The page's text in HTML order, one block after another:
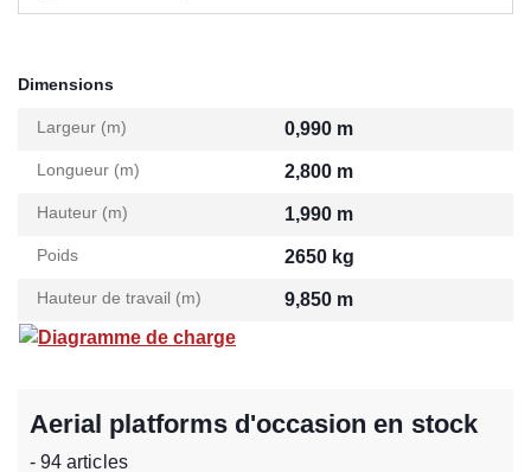
Dimensions
Largeur (m) 0,990 m
Longueur (m) 2,800 m
Hauteur (m) 1,990 m
Poids 2650 kg
Hauteur de travail (m)
9,850 m
Diagramme de charge
Aerial platforms d'occasion en stock
- 94 articles